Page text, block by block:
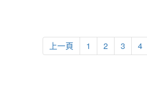
上一頁 1 2 3 4